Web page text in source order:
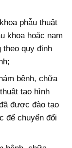
phẫu thuật
khoa hoặc nam
theo quy định
bệnh, chữa
tạo hình
được đào tạo
để chuyển đổi